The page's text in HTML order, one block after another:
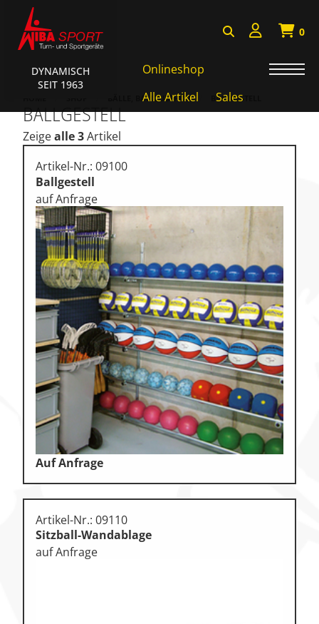
DYNAMISCH
SEIT 1963
0
Onlineshop
Alle Artikel
Sales
Badminton, Faustball
Bälle, Ballzubehör
Fitness, Funktional Training
Fussball-, Handballtore
Hockey, Base-, Tchouk-,
Funball
Kampfsport
Klettern
Leichtathletik
Objekteinrichtungen
Sportspielgeräte,
Psychomotorik
Technische Dokumentation
Therapiebedarf
BÄLLE, BALLZUBEHÖR BALLGESTELL
BALLGESTELL
Zeigealle 3Artikel
Artikel-Nr.: 09100
Ballgestell
auf Anfrage
Auf Anfrage
Artikel-Nr.: 09110
Sitzball-Wandablage
auf Anfrage